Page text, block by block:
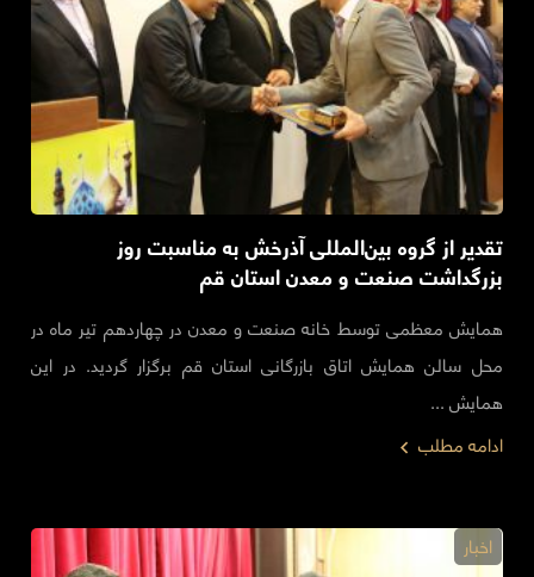
تقدیر از گروه بین‌المللی آذرخش به مناسبت روز
بزرگداشت صنعت و معدن استان قم
همایش معظمی توسط خانه صنعت و معدن در چهاردهم تیر ماه در
محل سالن همایش اتاق بازرگانی استان قم برگزار گردید. در این
همایش ...
ادامه مطلب
اخبار